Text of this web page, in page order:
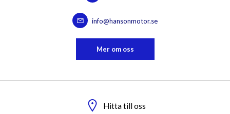
info@hansonmotor.se
Mer om oss
Hitta till oss